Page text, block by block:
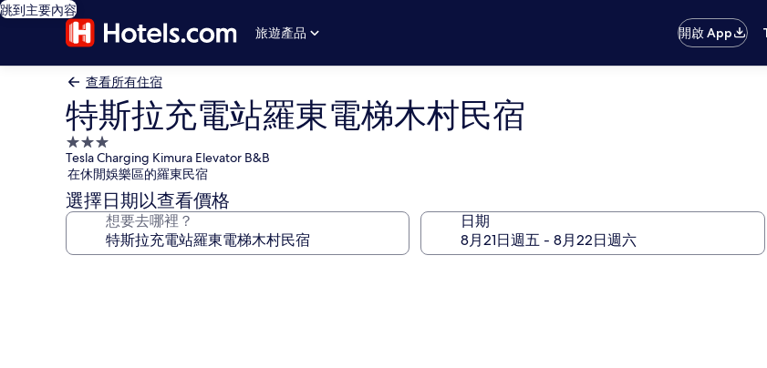
跳到主要內容
旅遊產品
開啟 App
查看所有住宿
特斯拉充電站羅東電梯木村民宿
3.0
星
級
住
宿
Tesla Charging Kimura Elevator B&B
在休閒娛樂區的羅東民宿
選擇日期以查看價格
想要去哪裡？ 日期